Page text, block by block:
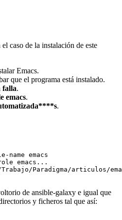
caso de la instalación de este
Emacs.
que el programa está instalado.
falla.
emacs.
.
emacs
emacs...
Paradigma/articulos/
de ansible-galaxy e igual que
y ficheros tal que así: